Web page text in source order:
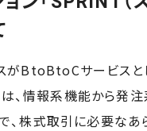
がBtoBtoCサービスと
は、情報系機能から発
、株式取引に必要なあ